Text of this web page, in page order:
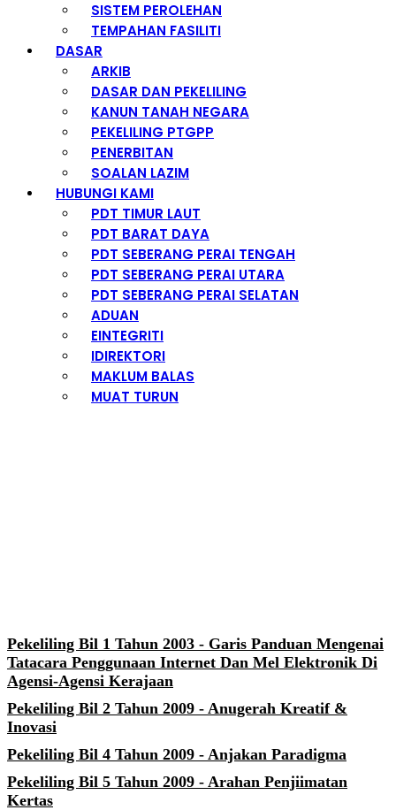
SISTEM PEROLEHAN
TEMPAHAN FASILITI
DASAR
ARKIB
DASAR DAN PEKELILING
KANUN TANAH NEGARA
PEKELILING PTGPP
PENERBITAN
SOALAN LAZIM
HUBUNGI KAMI
PDT TIMUR LAUT
PDT BARAT DAYA
PDT SEBERANG PERAI TENGAH
PDT SEBERANG PERAI UTARA
PDT SEBERANG PERAI SELATAN
ADUAN
EINTEGRITI
IDIREKTORI
MAKLUM BALAS
MUAT TURUN
Pekeliling Bil 1 Tahun 2003 - Garis Panduan Mengenai
Tatacara Penggunaan Internet Dan Mel Elektronik Di
Agensi-Agensi Kerajaan
Pekeliling Bil 2 Tahun 2009 - Anugerah Kreatif &
Inovasi
Pekeliling Bil 4 Tahun 2009 - Anjakan Paradigma
Pekeliling Bil 5 Tahun 2009 - Arahan Penjiimatan
Kertas